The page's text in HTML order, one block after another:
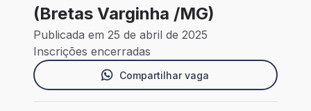
(Bretas Varginha /MG)
Publicada em 25 de abril de 2025
Inscrições encerradas
Compartilhar vaga